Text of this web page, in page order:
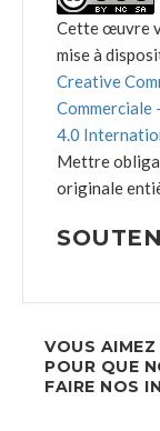
Cette œuvre
mise à
Creative
Commerciale
4.0
Mettre
originale
VOUS
POUR QUE
FAIRE NOS